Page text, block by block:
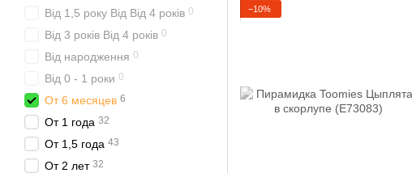
−10%
Від 1,5 року Від Від 4 років 0
Від 3 років Від 4 років 0
Від народження 0
Від 0 - 1 роки 0
От 6 месяцев 6
От 1 года 32
От 1,5 года 43
От 2 лет 32